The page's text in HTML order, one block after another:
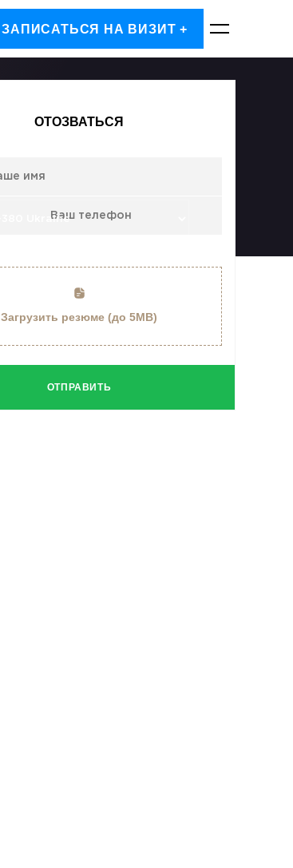
ЗАПИСАТЬСЯ НА ВИЗИТ +
ОТОЗВАТЬСЯ
Загрузить резюме (до 5MB)
ОТПРАВИТЬ
ЗАПИСАТЬСЯ